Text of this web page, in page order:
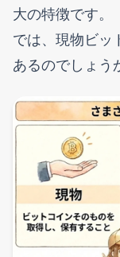
大の特徴です。
では、現物ビッ
あるのでしょう